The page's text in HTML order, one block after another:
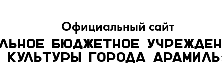
Официальный сайт
бюджетное
культуры города